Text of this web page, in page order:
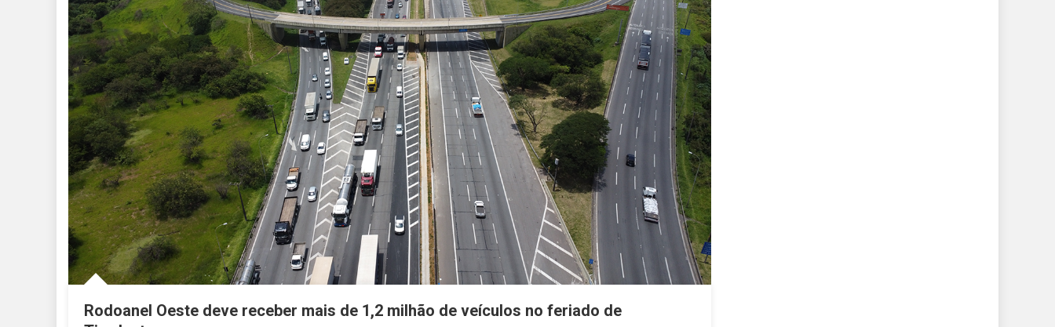
20
E
21
De
Abril
Rodoanel Oeste deve receber mais de 1,2 milhão de veículos no feriado de